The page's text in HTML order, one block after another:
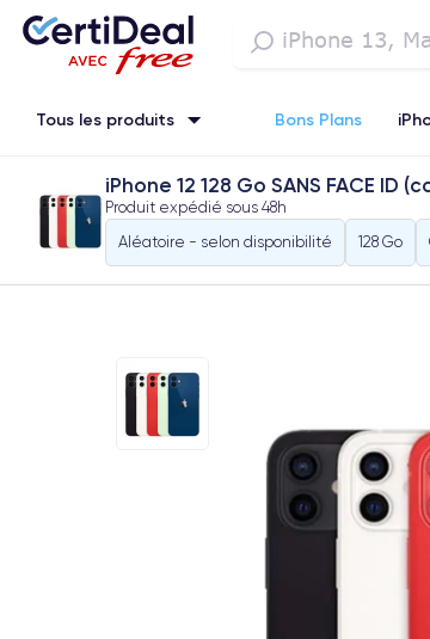
Tous les produits Bons Plans
iPhone SE 3 (2022) iPhone 12 Pro Max
iPhone 12 128 Go SANS FACE ID
Produit expédié sous 48h
Aléatoire - selon disponibilité
128 Go